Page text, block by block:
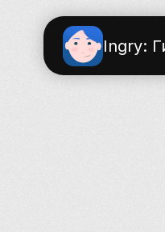
Ingry: